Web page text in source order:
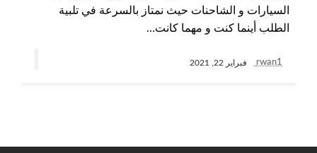
السيارات و الشاحنات حيث نمتاز بالسرعة في تلبية
الطلب أينما كنت و مهما كانت…
rwan1 فبراير 22, 2021